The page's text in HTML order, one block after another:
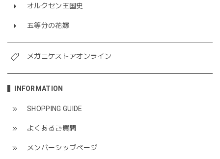
オルクセン王国史
五等分の花嫁
メガニケストアオンライン
INFORMATION
SHOPPING GUIDE
よくあるご質問
メンバーシップページ